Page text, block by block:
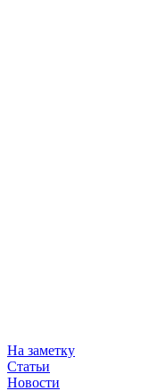
На заметку
Статьи
Новости